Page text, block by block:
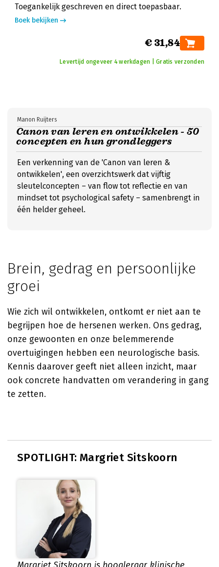
Toegankelijk geschreven en direct toepasbaar.
Boek bekijken
€ 31,84
Levertijd ongeveer 4 werkdagen | Gratis verzonden
Canon van leren en ontwikkelen - 50
concepten en hun grondleggers
Manon Ruijters
Een verkenning van de 'Canon van leren &
ontwikkelen', een overzichtswerk dat vijftig
sleutelconcepten – van flow tot reflectie en van
mindset tot psychological safety – samenbrengt in
één helder geheel.
Brein, gedrag en persoonlijke
groei
Wie zich wil ontwikkelen, ontkomt er niet aan te
begrijpen hoe de hersenen werken. Ons gedrag,
onze gewoonten en onze belemmerende
overtuigingen hebben een neurologische basis.
Kennis daarover geeft niet alleen inzicht, maar
ook concrete handvatten om verandering in gang
te zetten.
SPOTLIGHT: Margriet Sitskoorn